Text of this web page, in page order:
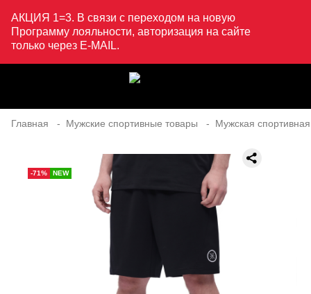
АКЦИЯ 1=3. В связи с переходом на новую
Программу лояльности, авторизация на сайте
только через E-MAIL.
Главная Мужские спортивные товары Мужская
-71% NEW